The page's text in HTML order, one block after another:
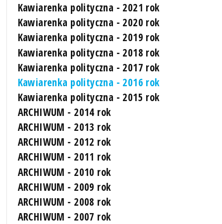
Kawiarenka polityczna - 2021 rok
Kawiarenka polityczna - 2020 rok
Kawiarenka polityczna - 2019 rok
Kawiarenka polityczna - 2018 rok
Kawiarenka polityczna - 2017 rok
Kawiarenka polityczna - 2016 rok
Kawiarenka polityczna - 2015 rok
ARCHIWUM - 2014 rok
ARCHIWUM - 2013 rok
ARCHIWUM - 2012 rok
ARCHIWUM - 2011 rok
ARCHIWUM - 2010 rok
ARCHIWUM - 2009 rok
ARCHIWUM - 2008 rok
ARCHIWUM - 2007 rok